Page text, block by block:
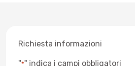
Richiesta informazioni
"*" indica i campi obbligatori